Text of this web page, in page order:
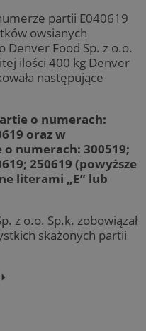
partii E040619
owsianych
Denver Food Sp. z o.o.
ilości 400 kg Denver
następujące
o numerach:
oraz w
numerach: 300519;
250619 (powyższe
literami „E” lub
z o.o. Sp.k. zobowiązał
skażonych partii
⏵︎